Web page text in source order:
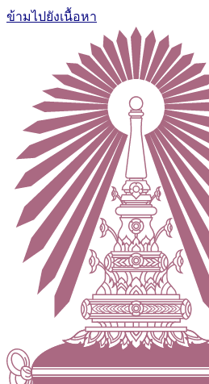
ข้ามไปยังเนื้อหา